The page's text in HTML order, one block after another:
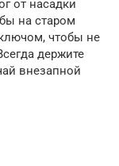
от насадки
на старом
чтобы не
держите
внезапной